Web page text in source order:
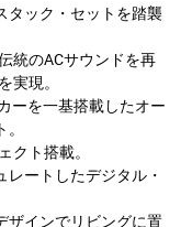
タック・セットを踏襲
統のACサウンドを再
実現。
ーを一基搭載したオー
クト搭載。
ートしたデジタル・
ザインでリビングに置